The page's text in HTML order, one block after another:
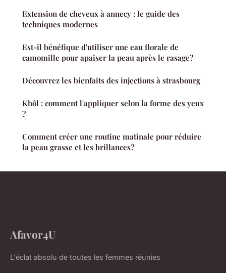
Extension de cheveux à annecy : le guide des
techniques modernes
Est-il bénéfique d'utiliser une eau florale de
camomille pour apaiser la peau après le rasage?
Découvrez les bienfaits des injections à strasbourg
Khôl : comment l'appliquer selon la forme des yeux
?
Comment créer une routine matinale pour réduire
la peau grasse et les brillances?
Afavor4U
L'éclat absolu de toutes les femmes réunies